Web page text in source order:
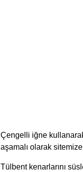
Çengelli iğne kullanarak
aşamalı olarak
Tülbent kenarlarını